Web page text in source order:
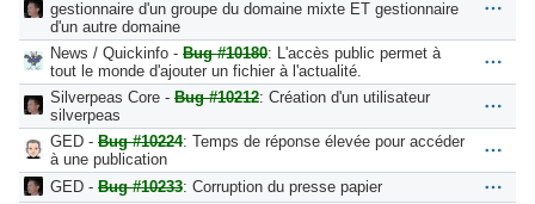
gestionnaire d'un groupe du domaine mixte ET gestionnaire
d'un autre domaine
News / Quickinfo - Bug #10180: L'accès public permet à
tout le monde d'ajouter un fichier à l'actualité.
Silverpeas Core - Bug #10212: Création d'un utilisateur
silverpeas
GED - Bug #10224: Temps de réponse élevée pour accéder
à une publication
GED - Bug #10233: Corruption du presse papier